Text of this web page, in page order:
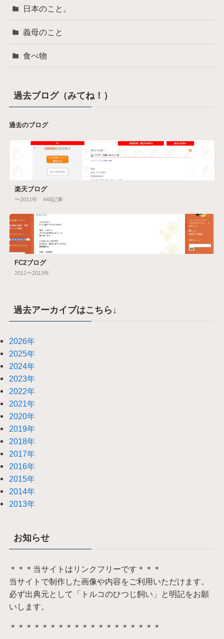
日本のこと。
義母のこと
食べ物
過去ブログ（みてね！）
過去のブログ
楽天ブログ
〜2011年 448記事
FC2ブログ
2011〜2013年
過去アーカイブはこちら↓
2026年
2025年
2024年
2023年
2022年
2021年
2020年
2019年
2018年
2017年
2016年
2015年
2014年
2013年
お知らせ
＊＊＊当サイトはリンクフリーです＊＊＊
当サイトで制作した画像や内容をご利用いただけます。
必ず出典元として「トルコのひつじ飼い」と明記をお願
いします。
＊＊＊＊＊＊＊＊＊＊＊＊＊＊＊＊＊＊＊